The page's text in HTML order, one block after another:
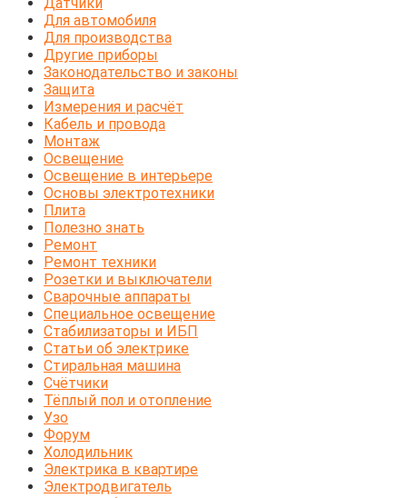
Датчики
Для автомобиля
Для производства
Другие приборы
Законодательство и законы
Защита
Измерения и расчёт
Кабель и провода
Монтаж
Освещение
Освещение в интерьере
Основы электротехники
Плита
Полезно знать
Ремонт
Ремонт техники
Розетки и выключатели
Сварочные аппараты
Специальное освещение
Стабилизаторы и ИБП
Статьи об электрике
Стиральная машина
Счётчики
Тёплый пол и отопление
Узо
Форум
Холодильник
Электрика в квартире
Электродвигатель